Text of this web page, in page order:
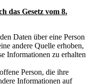
das Gesetz vom 8.
Daten über eine Person
andere Quelle erhoben,
Informationen zu erhalten
Person, die ihre
Informationen auf